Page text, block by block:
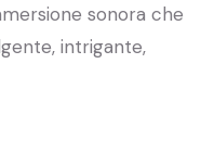
sonora che
intrigante,